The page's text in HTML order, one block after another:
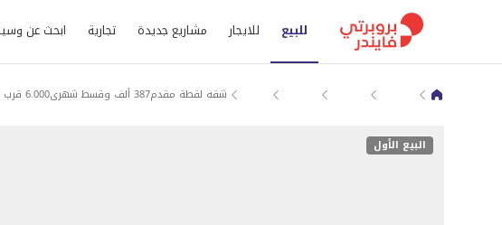
للبيع للايجار مشاريع جديدة تجارية ابحث عن
شقق للبيع في الجيزة كمبوندات 6 أكتوبر شقه لقطة مقدم387 ألف وقسط شهرى6.000 قرب مول العرب
البيع الأول